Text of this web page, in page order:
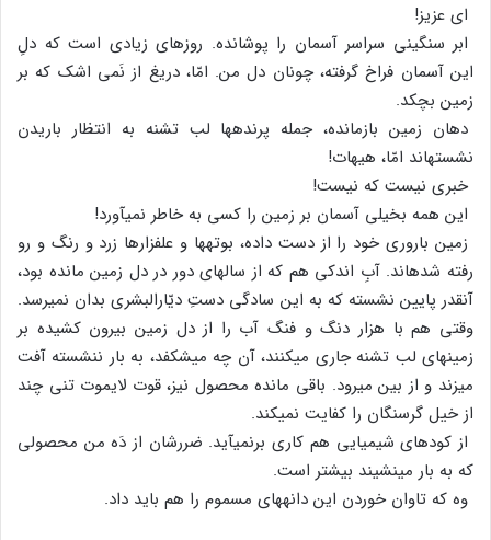
ای عزیز!
ابر سنگینی سراسر آسمان را پوشانده. روزهای زیادی است که دلِ
این آسمان فراخ گرفته، چونان دل من. امّا، دریغ از نَمی اشک که بر
زمین بچکد.
دهان زمین بازمانده، جمله پرنده‏ها لب تشنه به انتظار باریدن
نشسته‏اند امّا، هیهات!
خبری نیست که نیست!
این همه بخیلی آسمان بر زمین را کسی به خاطر نمی‏آورد!
زمین باروری خود را از دست داده، بوته‏ها و علف‏زارها زرد و رنگ و رو
رفته شده‏اند. آبِ اندکی هم که از سال‏های دور در دل زمین مانده بود،
آنقدر پایین نشسته که به این سادگی دستِ دیّارالبشری بدان نمی‏رسد.
وقتی هم با هزار دنگ و فنگ آب را از دل زمین بیرون کشیده بر
زمین‏های لب تشنه جاری می‏کنند، آن چه می‏شکفد، به بار ننشسته آفت
می‏زند و از بین می‏رود. باقی مانده محصول نیز، قوت لایموت تنی چند
از خیل گرسنگان را کفایت نمی‏کند.
از کودهای شیمیایی هم کاری برنمی‏آید. ضررشان از دَه من محصولی
که به بار می‏نشیند بیشتر است.
وه که تاوان خوردن این دانه‏های مسموم را هم باید داد.